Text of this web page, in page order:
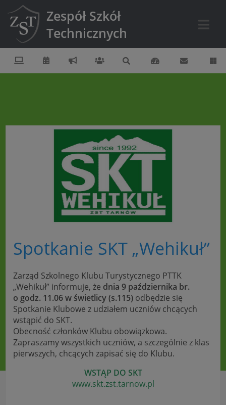
Zespół Szkół
Technicznych
Spotkanie SKT „Wehikuł”
Zarząd Szkolnego Klubu Turystycznego PTTK
„Wehikuł” informuje, że dnia 9 października br.
o godz. 11.06 w świetlicy (s.115) odbędzie się
Spotkanie Klubowe z udziałem uczniów chcących
wstąpić do SKT.
Obecność członków Klubu obowiązkowa.
Zapraszamy wszystkich uczniów, a szczególnie z klas
pierwszych, chcących zapisać się do Klubu.
WSTĄP DO SKT
www.skt.zst.tarnow.pl